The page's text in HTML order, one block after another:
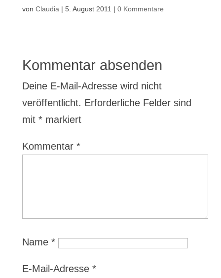
von Claudia | 5. August 2011 | 0 Kommentare
Kommentar absenden
Deine E-Mail-Adresse wird nicht
veröffentlicht. Erforderliche Felder sind
mit *markiert
Kommentar *
Name *
E-Mail-Adresse *